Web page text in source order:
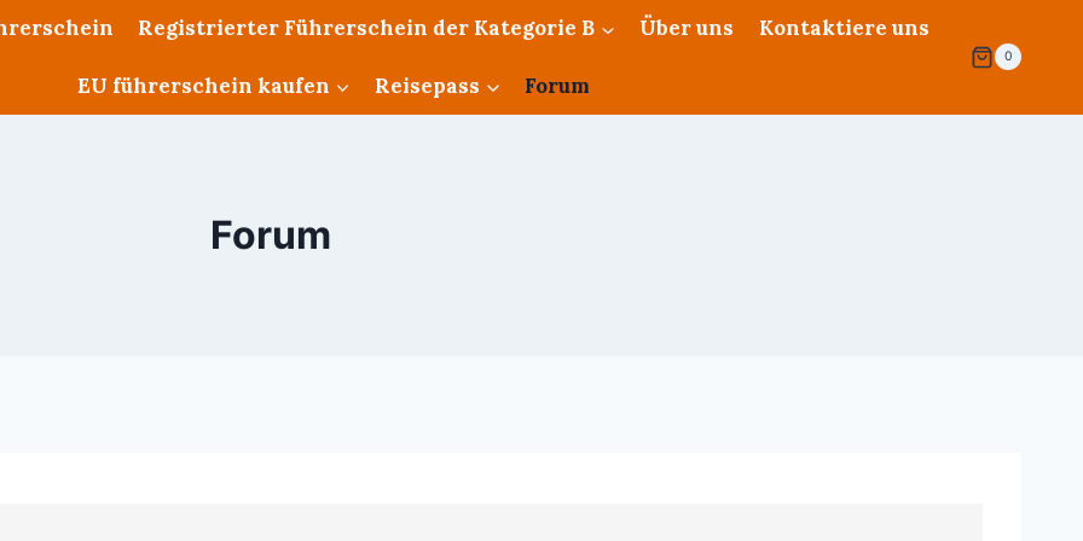
Registrierter Führerschein der Kategorie B Über uns Kontaktiere uns
EU führerschein kaufen Reisepass Forum
0
Forum